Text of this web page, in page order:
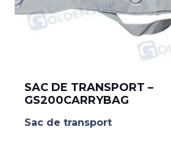
SAC DE TRANSPORT –
GS200CARRYBAG
Sac de transport